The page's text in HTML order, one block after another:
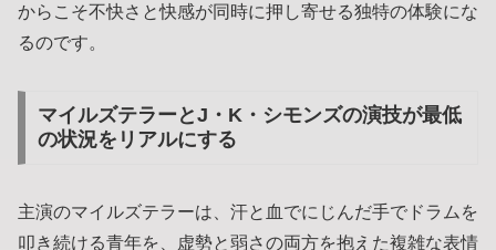
からこそ不快さと快感が同時に押し寄せる独特の体験にな
るのです。
マイルズテラーとJ・K・シモンズの演技が最低
の状況をリアルにする
主演のマイルズテラーは、汗と血でにじんだ手でドラムを
叩き続ける青年を、虚勢と弱さの両方を抱えた複雑な表情